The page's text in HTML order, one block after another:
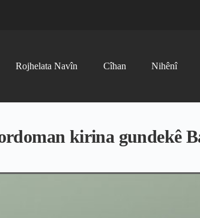
Rojhelata Navîn Cîhan Nihênî
kirina gundekê